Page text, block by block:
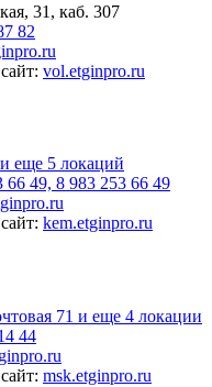
31, каб. 307
82
vol.etginpro.ru
еще 5 локаций
66 49, 8 983 253 66 49
kem.etginpro.ru
71 и еще 4 локации
44
msk.etginpro.ru